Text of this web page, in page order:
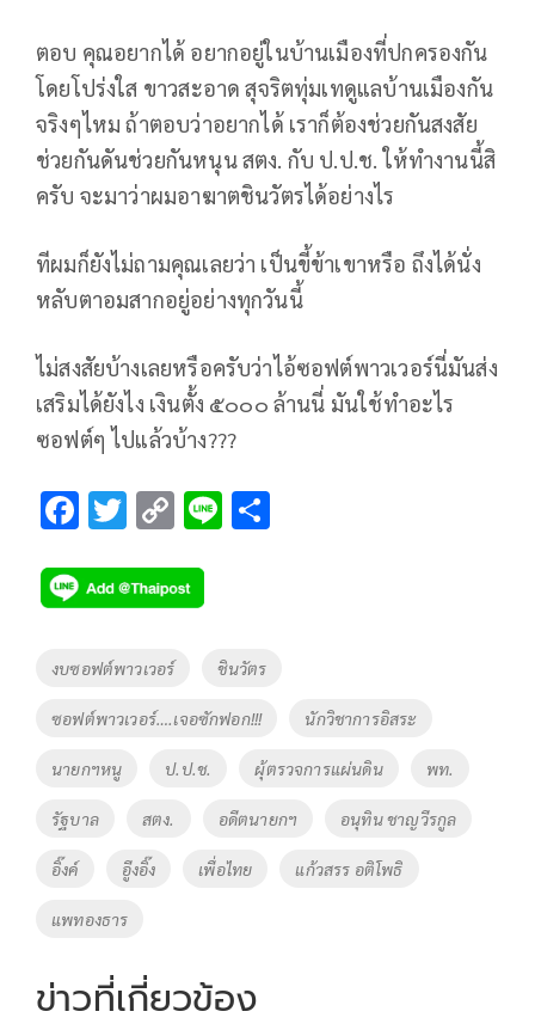
ตอบ คุณอยากได้ อยากอยู่ในบ้านเมืองที่ปกครองกัน
โดยโปร่งใส ขาวสะอาด สุจริตทุ่มเทดูแลบ้านเมืองกัน
จริงๆไหม ถ้าตอบว่าอยากได้ เราก็ต้องช่วยกันสงสัย
ช่วยกันดันช่วยกันหนุน สตง. กับ ป.ป.ช. ให้ทำงานนี้สิ
ครับ จะมาว่าผมอาฆาตชินวัตรได้อย่างไร
ทีผมก็ยังไม่ถามคุณเลยว่า เป็นขี้ข้าเขาหรือ ถึงได้นั่ง
หลับตาอมสากอยู่อย่างทุกวันนี้
ไม่สงสัยบ้างเลยหรือครับว่าไอ้ซอฟต์พาวเวอร์นี่มันส่ง
เสริมได้ยังไง เงินตั้ง ๕๐๐๐ ล้านนี่ มันใช้ทำอะไร
ซอฟต์ๆ ไปแล้วบ้าง???
F
e
b
o
o
k
T
tt
er
C
p
y
Li
k
Li
Tags
งบซอฟต์พาวเวอร์ ชินวัตร
ซอฟต์พาวเวอร์….เจอซักฟอก!!! นักวิชาการอิสระ
นายกฯหนู ป.ป.ช. ผุ้ตรวจการแผ่นดิน พท.
รัฐบาล สตง. อดีตนายกฯ อนุทิน ชาญวีรกูล
อิ๊งค์ อูีงอิ๊ง เพื่อไทย แก้วสรร อติโพธิ
แพทองธาร
ข่าวที่เกี่ยวข้อง